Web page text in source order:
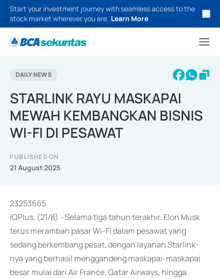
Start your investment journey with seamless access to the
stock market wherever you are. Learn More
DAILY NEWS
STARLINK RAYU MASKAPAI
MEWAH KEMBANGKAN BISNIS
WI-FI DI PESAWAT
PUBLISHED ON
21 August 2025
23253665
IQPlus, (21/8) - Selama tiga tahun terakhir, Elon Musk
terus merambah pasar Wi-Fi dalam pesawat yang
sedang berkembang pesat, dengan layanan Starlink-
nya yang berhasil menggandeng maskapai-maskapai
besar mulai dari Air France, Qatar Airways, hingga